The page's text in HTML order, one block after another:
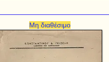
Μη διαθέσιμο